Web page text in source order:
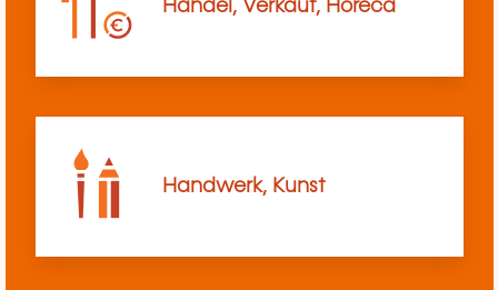
Handel, Verkauf, Horeca
Handwerk, Kunst